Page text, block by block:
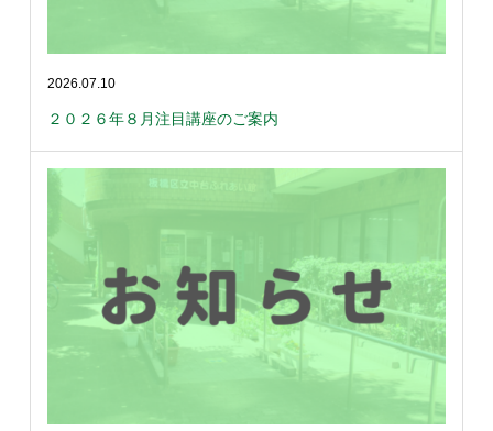
2026.07.10
２０２６年８月注目講座のご案内